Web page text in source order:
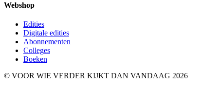
Webshop
Edities
Digitale edities
Abonnementen
Colleges
Boeken
© VOOR WIE VERDER KIJKT DAN VANDAAG 2026